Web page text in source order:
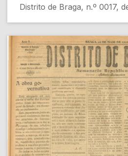
Distrito de Braga, n.º 0017,